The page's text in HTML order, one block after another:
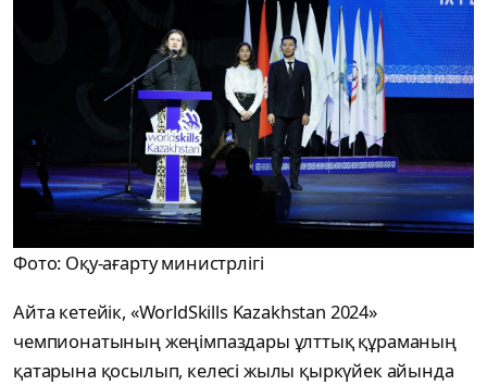
Фото: Оқу-ағарту министрлігі
Айта кетейік, «WorldSkills Kazakhstan 2024»
чемпионатының жеңімпаздары ұлттық құраманың
қатарына қосылып, келесі жылы қыркүйек айында